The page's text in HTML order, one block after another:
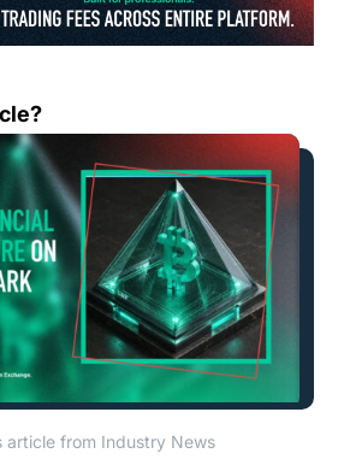
article from Industry News
基礎設施